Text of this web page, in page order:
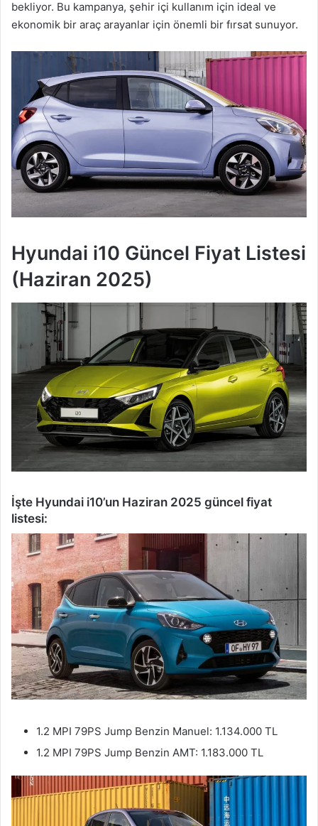
bekliyor. Bu kampanya, şehir içi kullanım için ideal ve
ekonomik bir araç arayanlar için önemli bir fırsat sunuyor.
Hyundai i10 Güncel Fiyat Listesi
(Haziran 2025)
İşte Hyundai i10’un Haziran 2025 güncel fiyat
listesi:
1.2 MPI 79PS Jump Benzin Manuel: 1.134.000 TL
1.2 MPI 79PS Jump Benzin AMT: 1.183.000 TL